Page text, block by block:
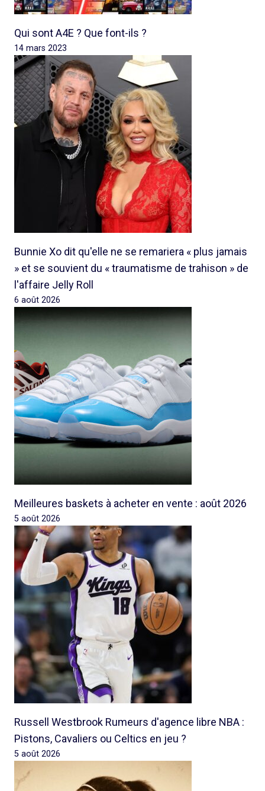
Qui sont A4E ? Que font-ils ?
14 mars 2023
Bunnie Xo dit qu'elle ne se remariera « plus jamais
» et se souvient du « traumatisme de trahison » de
l'affaire Jelly Roll
6 août 2026
Meilleures baskets à acheter en vente : août 2026
5 août 2026
Russell Westbrook Rumeurs d'agence libre NBA :
Pistons, Cavaliers ou Celtics en jeu ?
5 août 2026